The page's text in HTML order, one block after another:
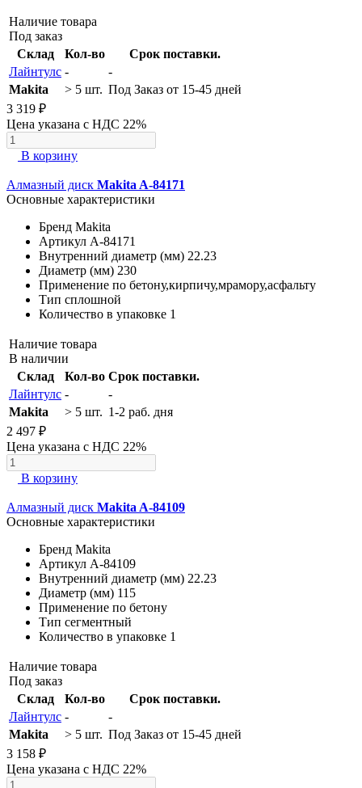
Наличие товара
Под заказ
Склад
Кол-во
Срок поставки.
Лайнтулс -
-
Makita
> 5 шт. Под Заказ от 15-45 дней
3 319 ₽
Цена указана с НДС 22%
В корзину
Алмазный диск Makita A-84171
Основные характеристики
Бренд Makita
Артикул A-84171
Внутренний диаметр (мм) 22.23
Диаметр (мм) 230
Применение по бетону,кирпичу,мрамору,асфальту
Тип сплошной
Количество в упаковке 1
Наличие товара
В наличии
Склад
Кол-во Срок поставки.
Лайнтулс -
-
Makita
> 5 шт. 1-2 раб. дня
2 497 ₽
Цена указана с НДС 22%
В корзину
Алмазный диск Makita A-84109
Основные характеристики
Бренд Makita
Артикул A-84109
Внутренний диаметр (мм) 22.23
Диаметр (мм) 115
Применение по бетону
Тип сегментный
Количество в упаковке 1
Наличие товара
Под заказ
Склад
Кол-во
Срок поставки.
Лайнтулс -
-
Makita
> 5 шт. Под Заказ от 15-45 дней
3 158 ₽
Цена указана с НДС 22%